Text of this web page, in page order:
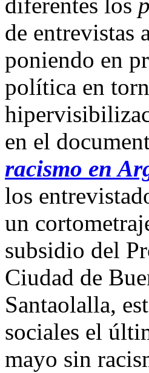
diferentes los
de entrevistas
poniendo en
política en
en el
racismo en
los
un
subsidio del
Ciudad de
Santaolalla,
sociales el
mayo sin